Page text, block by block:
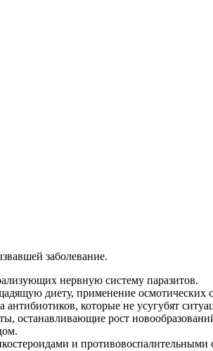
заболевание.
нервную систему паразитов.
диету, применение осмотических
которые не усугубят
останавливающие рост
и